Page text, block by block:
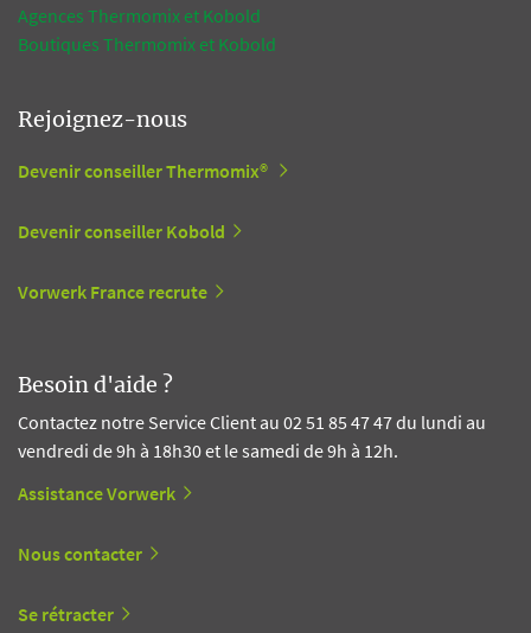
Agences Thermomix et Kobold
Boutiques Thermomix et Kobold
Rejoignez-nous
Devenir conseiller Thermomix®
Devenir conseiller Kobold
Vorwerk France recrute
Besoin d'aide ?
Contactez notre Service Client au 02 51 85 47 47 du lundi au
vendredi de 9h à 18h30 et le samedi de 9h à 12h.
Assistance Vorwerk
Nous contacter
Se rétracter